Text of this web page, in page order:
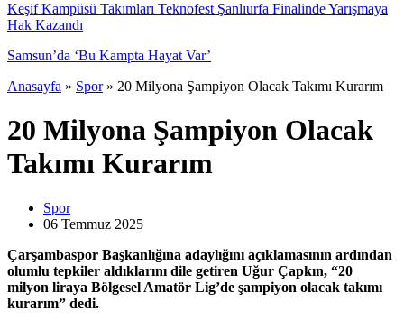
Keşif Kampüsü Takımları Teknofest Şanlıurfa Finalinde Yarışmaya
Hak Kazandı
Samsun’da ‘Bu Kampta Hayat Var’
Anasayfa » Spor » 20 Milyona Şampiyon Olacak Takımı Kurarım
20 Milyona Şampiyon Olacak
Takımı Kurarım
Spor
06 Temmuz 2025
Çarşambaspor Başkanlığına adaylığını açıklamasının ardından
olumlu tepkiler aldıklarını dile getiren Uğur Çapkın, “20
milyon liraya Bölgesel Amatör Lig’de şampiyon olacak takımı
kurarım” dedi.